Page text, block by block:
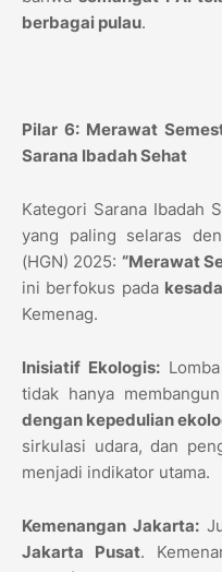
berbagai pulau.
Pilar 6: Merawat
Sarana Ibadah Sehat
Kategori Sarana Ibadah
yang paling selaras
(HGN) 2025: “Merawat
ini berfokus pada
Kemenag.
Inisiatif Ekologis:
tidak hanya
dengan kepedulian
sirkulasi udara, dan
menjadi indikator utama.
Kemenangan Jakarta:
Jakarta Pusat.